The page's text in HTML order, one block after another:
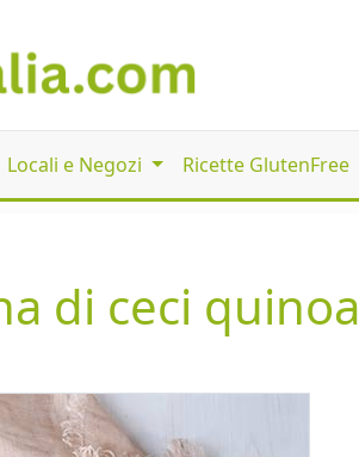
Locali e Negozi Ricette GlutenFree
di ceci quinoa